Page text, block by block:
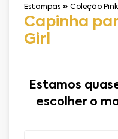
Estampas Coleção
Capinha
Girl
Estamos
escolher o